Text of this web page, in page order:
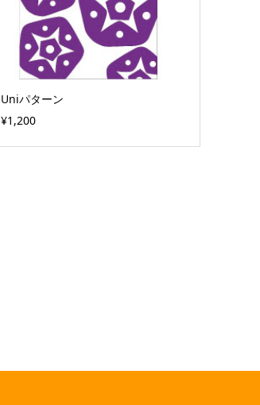
Uniパターン
¥1,200